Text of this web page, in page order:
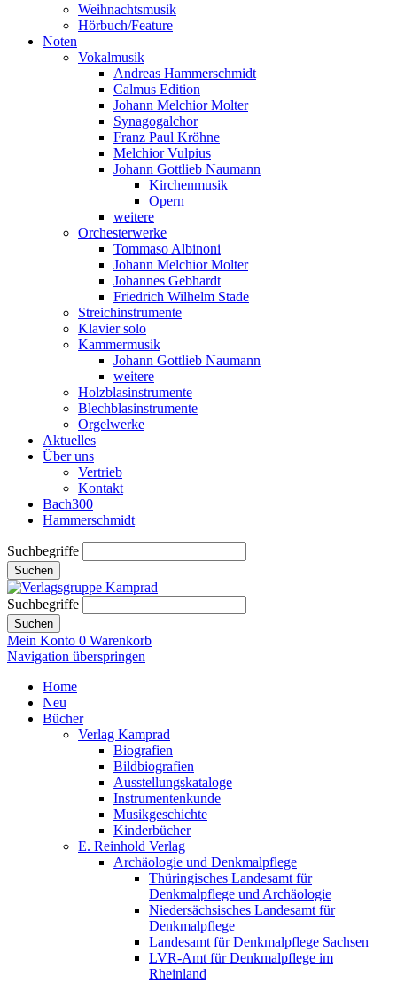
Weihnachtsmusik
Hörbuch/Feature
Noten
Vokalmusik
Andreas Hammerschmidt
Calmus Edition
Johann Melchior Molter
Synagogalchor
Franz Paul Kröhne
Melchior Vulpius
Johann Gottlieb Naumann
Kirchenmusik
Opern
weitere
Orchesterwerke
Tommaso Albinoni
Johann Melchior Molter
Johannes Gebhardt
Friedrich Wilhelm Stade
Streichinstrumente
Klavier solo
Kammermusik
Johann Gottlieb Naumann
weitere
Holzblasinstrumente
Blechblasinstrumente
Orgelwerke
Aktuelles
Über uns
Vertrieb
Kontakt
Bach300
Hammerschmidt
Suchbegriffe
Suchen
Suchbegriffe
Suchen
Mein Konto 0 Warenkorb
Navigation überspringen
Home
Neu
Bücher
Verlag Kamprad
Biografien
Bildbiografien
Ausstellungskataloge
Instrumentenkunde
Musikgeschichte
Kinderbücher
E. Reinhold Verlag
Archäologie und Denkmalpflege
Thüringisches Landesamt für
Denkmalpflege und Archäologie
Niedersächsisches Landesamt für
Denkmalpflege
Landesamt für Denkmalpflege Sachsen
LVR-Amt für Denkmalpflege im
Rheinland